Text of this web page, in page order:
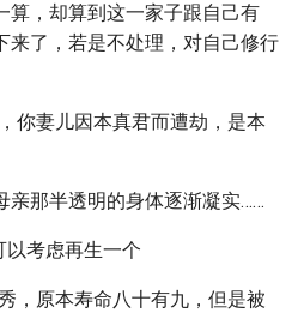
算，却算到这一家子跟自己有
来了，若是不处理，对自己修行
你妻儿因本真君而遭劫，是本
亲那半透明的身体逐渐凝实……
考虑再生一个
，原本寿命八十有九，但是被